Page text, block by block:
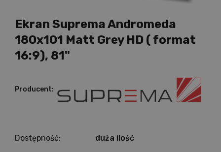
Ekran Suprema Andromeda
180x101 Matt Grey HD ( format
16:9), 81"
Producent:
Dostępność: duża ilość